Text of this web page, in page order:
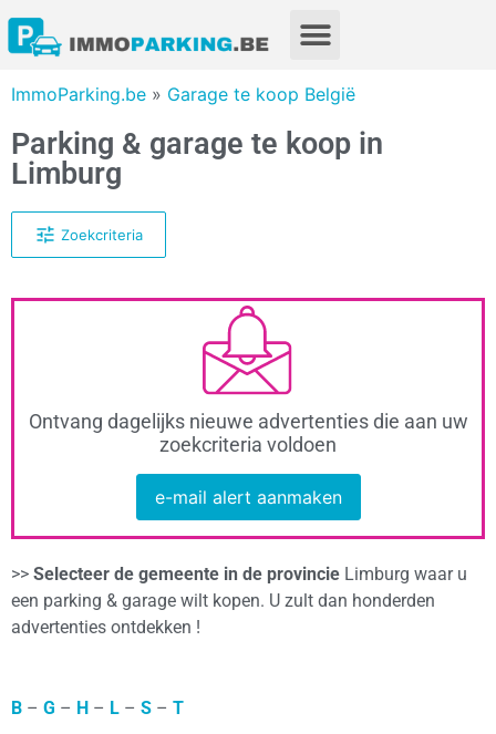
ImmoParking.be » Garage te koop België
Parking & garage te koop in
Limburg
Zoekcriteria
Ontvang dagelijks nieuwe advertenties die aan uw
zoekcriteria voldoen
e-mail alert aanmaken
>> Selecteer de gemeente in de provincie Limburg waar u
een parking & garage wilt kopen. U zult dan honderden
advertenties ontdekken !
B – G – H – L – S – T